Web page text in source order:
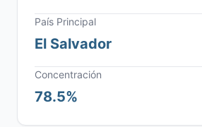
País Principal
El Salvador
Concentración
78.5%